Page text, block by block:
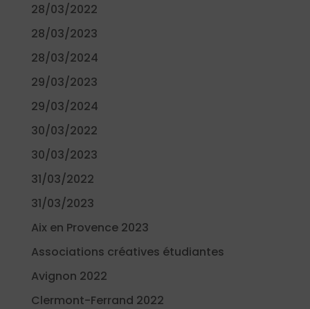
28/03/2022
28/03/2023
28/03/2024
29/03/2023
29/03/2024
30/03/2022
30/03/2023
31/03/2022
31/03/2023
Aix en Provence 2023
Associations créatives étudiantes
Avignon 2022
Clermont-Ferrand 2022